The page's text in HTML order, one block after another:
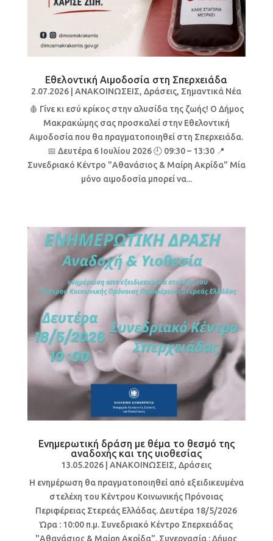
Εθελοντική Αιμοδοσία στη Σπερχειάδα
2.07.2026 |ΑΝΑΚΟΙΝΩΣΕΙΣ,Δράσεις, Σημαντικά Νέα
🩸 Γίνε κι εσύ κρίκος στην αλυσίδα της ζωής! Ο Δήμος
Μακρακώμης σας προσκαλεί στην Εθελοντική
Αιμοδοσία που θα πραγματοποιηθεί στη Σπερχειάδα.
📅 Δευτέρα 6 Ιουλίου 2026 🕘 09:30 – 13:30 📍
Συνεδριακό Κέντρο "Αθανάσιος & Μαίρη Ακρίδα" Μία
μόνο αιμοδοσία μπορεί να...
Ενημερωτική δράση με θέμα το θεσμό της
αναδοχής και της υιοθεσίας
13.05.2026 |ΑΝΑΚΟΙΝΩΣΕΙΣ,Δράσεις
Η ενημέρωση θα πραγματοποιηθεί από εξειδικευμένα
στελέχη του Κέντρου Κοινωνικής Πρόνοιας
Περιφέρειας Στερεάς Ελλάδας. Δευτέρα 18/5/2026
Ώρα : 10:00 π.μ. Συνεδριακό Κέντρο Σπερχειάδας
"Αθανάσιος & Μαίρη Ακρίδα". Συνεργασία : Δήμος